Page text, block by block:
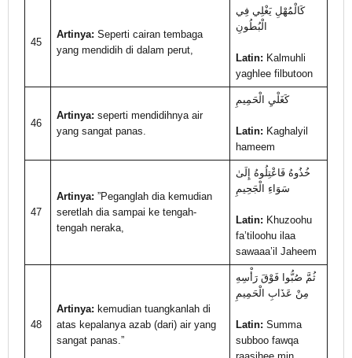
45
Artinya: Seperti cairan tembaga
yang mendidih di dalam perut,
كَالْمُهْلِ يَغْلِي فِي
الْبُطُونِ
Latin: Kalmuhli
yaghlee filbutoon
46
Artinya: seperti mendidihnya air
yang sangat panas.
كَغَلْيِ الْحَمِيمِ
Latin: Kaghalyil
hameem
47
Artinya: ”Peganglah dia kemudian
seretlah dia sampai ke tengah-
tengah neraka,
خُذُوهُ فَاعْتِلُوهُ إِلَىٰ
سَوَاءِ الْجَحِيمِ
Latin: Khuzoohu
fa’tiloohu ilaa
sawaaa’il Jaheem
48
Artinya: kemudian tuangkanlah di
atas kepalanya azab (dari) air yang
sangat panas.”
ثُمَّ صُبُّوا فَوْقَ رَأْسِهِ
مِنْ عَذَابِ الْحَمِيمِ
Latin: Summa
subboo fawqa
raasihee min